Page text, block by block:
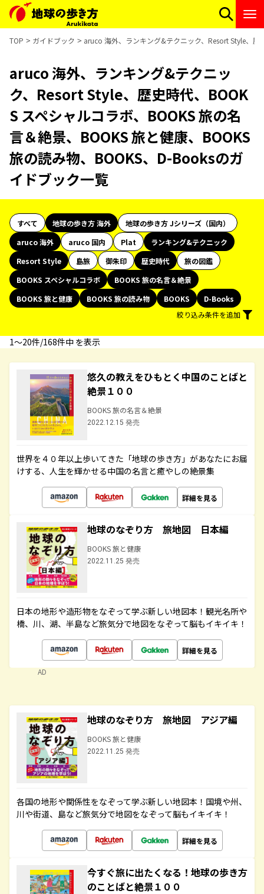
TOP ガイドブック aruco 海外、ランキング&テクニック、Resort Style、歴
aruco 海外、ランキング&テクニッ
ク、Resort Style、歴史時代、BOOK
S スペシャルコラボ、BOOKS 旅の名
言＆絶景、BOOKS 旅と健康、BOOKS
旅の読み物、BOOKS、D-Booksのガ
イドブック一覧
すべて 地球の歩き方 海外
地球の歩き方 Jシリーズ（国内）
aruco 海外
aruco 国内 Plat
ランキング&テクニック
Resort Style
島旅 御朱印 歴史時代
旅の図鑑
BOOKS スペシャルコラボ
BOOKS 旅の名言＆絶景
BOOKS 旅と健康
BOOKS 旅の読み物 BOOKS
D-Books
絞り込み条件を追加
1〜20件/168件中 を表示
悠久の教えをひもとく中国のことばと
絶景１００
BOOKS 旅の名言＆絶景
2022.12.15 発売
世界を４０年以上歩いてきた「地球の歩き方」があなたにお届
けする、人生を輝かせる中国の名言と癒やしの絶景集
詳細を見る
地球のなぞり方 旅地図 日本編
BOOKS 旅と健康
2022.11.25 発売
日本の地形や造形物をなぞって学ぶ新しい地図本！観光名所や
橋、川、湖、半島など旅気分で地図をなぞって脳もイキイキ！
詳細を見る
AD
地球のなぞり方 旅地図 アジア編
BOOKS 旅と健康
2022.11.25 発売
各国の地形や関係性をなぞって学ぶ新しい地図本！国境や州、
川や街道、島など旅気分で地図をなぞって脳もイキイキ！
詳細を見る
今すぐ旅に出たくなる！地球の歩き方
のことばと絶景１００